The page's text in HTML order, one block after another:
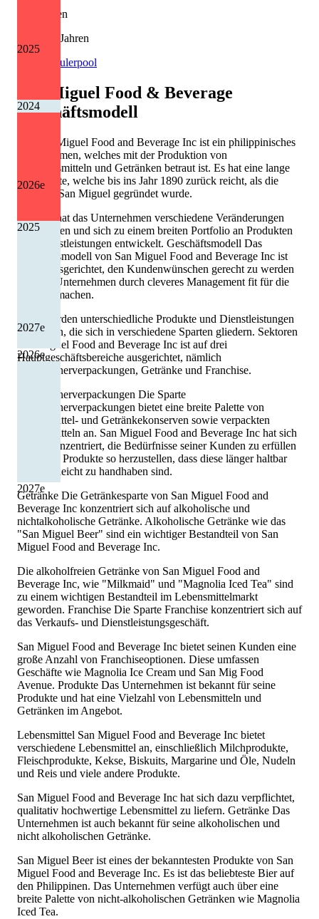
2025
2026e
2027e
2024
2025
2026e
2027e
Kürzungen
5 von 13 Jahren
Quelle: Eulerpool
San Miguel Food & Beverage
Geschäftsmodell
Die San Miguel Food and Beverage Inc ist ein philippinisches
Unternehmen, welches mit der Produktion von
Nahrungsmitteln und Getränken betraut ist. Es hat eine lange
Geschichte, welche bis ins Jahr 1890 zurück reicht, als die
Brauerei San Miguel gegründet wurde.
Seitdem hat das Unternehmen verschiedene Veränderungen
durchlaufen und sich zu einem breiten Portfolio an Produkten
und Dienstleistungen entwickelt. Geschäftsmodell Das
Geschäftsmodell von San Miguel Food and Beverage Inc ist
darauf ausgerichtet, den Kundenwünschen gerecht zu werden
und das Unternehmen durch cleveres Management fit für die
Zukunft machen.
Dazu werden unterschiedliche Produkte und Dienstleistungen
angeboten, die sich in verschiedene Sparten gliedern. Sektoren
San Miguel Food and Beverage Inc ist auf drei
Hauptgeschäftsbereiche ausgerichtet, nämlich
Verbraucherverpackungen, Getränke und Franchise.
Verbraucherverpackungen Die Sparte
Verbraucherverpackungen bietet eine breite Palette von
Lebensmittel- und Getränkekonserven sowie verpackten
Lebensmitteln an. San Miguel Food and Beverage Inc hat sich
darauf konzentriert, die Bedürfnisse seiner Kunden zu erfüllen
und seine Produkte so herzustellen, dass diese länger haltbar
sind und leicht zu handhaben sind.
Getränke Die Getränkesparte von San Miguel Food and
Beverage Inc konzentriert sich auf alkoholische und
nichtalkoholische Getränke. Alkoholische Getränke wie das
"San Miguel Beer" sind ein wichtiger Bestandteil von San
Miguel Food and Beverage Inc.
Die alkoholfreien Getränke von San Miguel Food and
Beverage Inc, wie "Milkmaid" und "Magnolia Iced Tea" sind
zu einem wichtigen Bestandteil im Lebensmittelmarkt
geworden. Franchise Die Sparte Franchise konzentriert sich auf
das Verkaufs- und Dienstleistungsgeschäft.
San Miguel Food and Beverage Inc bietet seinen Kunden eine
große Anzahl von Franchiseoptionen. Diese umfassen
Geschäfte wie Magnolia Ice Cream und San Mig Food
Avenue. Produkte Das Unternehmen ist bekannt für seine
Produkte und hat eine Vielzahl von Lebensmitteln und
Getränken im Angebot.
Lebensmittel San Miguel Food and Beverage Inc bietet
verschiedene Lebensmittel an, einschließlich Milchprodukte,
Fleischprodukte, Kekse, Biskuits, Margarine und Öle, Nudeln
und Reis und viele andere Produkte.
San Miguel Food and Beverage Inc hat sich dazu verpflichtet,
qualitativ hochwertige Lebensmittel zu liefern. Getränke Das
Unternehmen ist auch bekannt für seine alkoholischen und
nicht alkoholischen Getränke.
San Miguel Beer ist eines der bekanntesten Produkte von San
Miguel Food and Beverage Inc. Es ist das beliebteste Bier auf
den Philippinen. Das Unternehmen verfügt auch über eine
breite Palette von nicht-alkoholischen Getränken wie Magnolia
Iced Tea.